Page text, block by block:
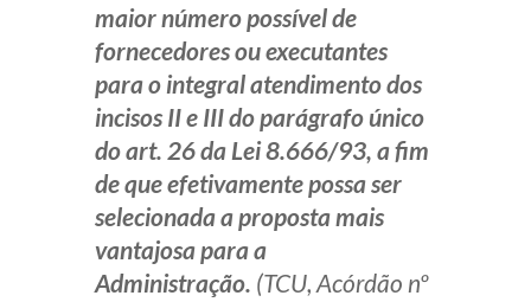
maior número possível de
fornecedores ou executantes
para o integral atendimento dos
incisos II e III do parágrafo único
do art. 26 da Lei 8.666/93, a fim
de que efetivamente possa ser
selecionada a proposta mais
vantajosa para a
Administração. (TCU, Acórdão nº